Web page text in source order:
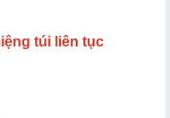
túi liên tục